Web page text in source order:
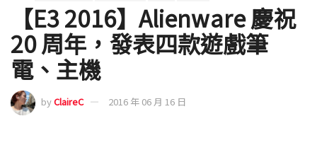
【E3 2016】Alienware 慶祝
20 周年，發表四款遊戲筆
電、主機
byClaireC 2016 年 06 月 16 日